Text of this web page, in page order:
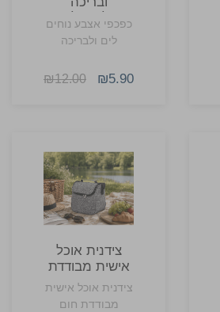
פליפ-פלופ
כפכפי אצבע נוחים
לים ולבריכה
₪5.90
₪12.00
צידנית אוכל
אישית מבודדת
בראנץ
צידנית אוכל אישית
מבודדת חום